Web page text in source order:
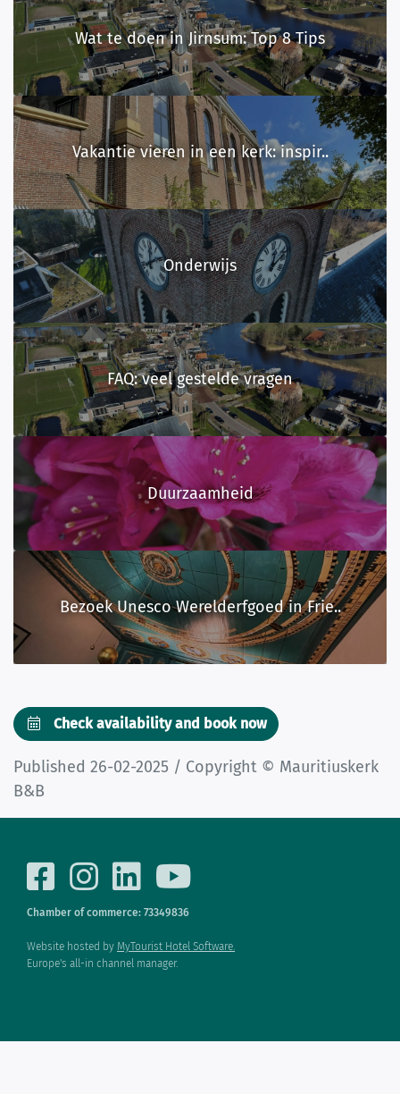
Wat te doen in Jirnsum: Top 8 Tips
Vakantie vieren in een kerk: inspir..
Duurzaamheid
Onderwijs
Bezoek Unesco Werelderfgoed in Frie..
FAQ: veel gestelde vragen
Check availability and book now
Published 26-02-2025 / Copyright © Mauritiuskerk
B&B
Chamber of commerce: 73349836
Website hosted by MyTourist Hotel Software.
Europe's all-in channel manager.